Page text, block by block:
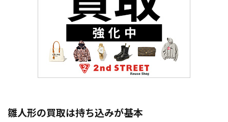
雛人形の買取は持ち込みが基本